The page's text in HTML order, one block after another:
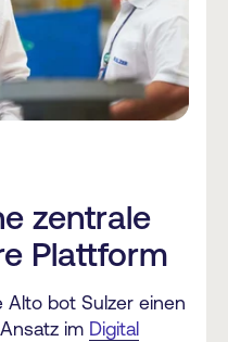
zentrale
Plattform
Alto bot Sulzer einen
im Digital